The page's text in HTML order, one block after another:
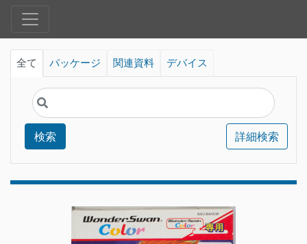
全て パッケージ 関連資料 デバイス
検索 詳細検索